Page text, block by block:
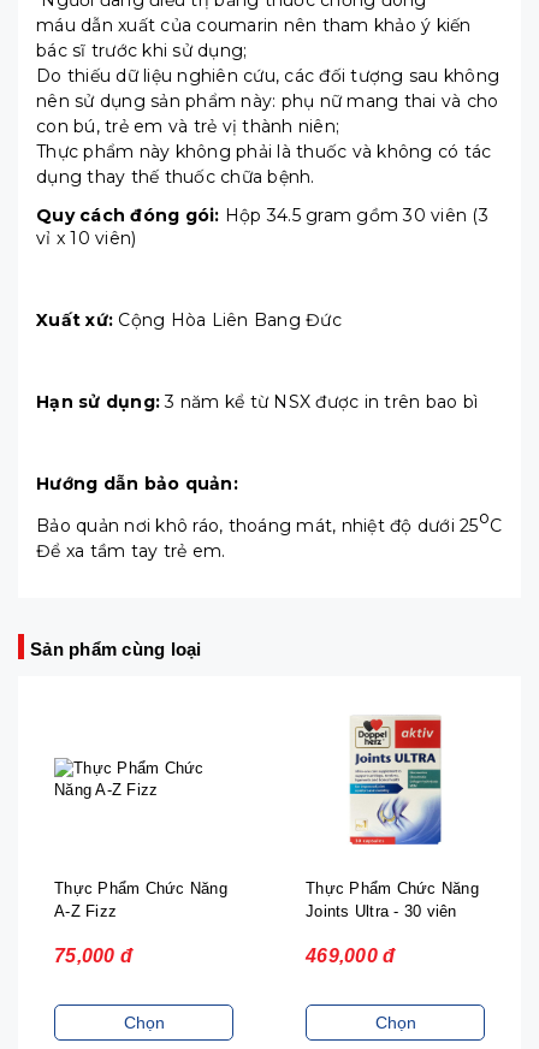
máu dẫn xuất của coumarin nên tham khảo ý kiến
bác sĩ trước khi sử dụng;
Do thiếu dữ liệu nghiên cứu, các đối tượng sau không
nên sử dụng sản phẩm này: phụ nữ mang thai và cho
con bú, trẻ em và trẻ vị thành niên;
Thực phẩm này không phải là thuốc và không có tác
dụng thay thế thuốc chữa bệnh.
Quy cách đóng gói: Hộp 34.5 gram gồm 30 viên (3
vỉ x 10 viên)
Xuất xứ: Cộng Hòa Liên Bang Đức
Hạn sử dụng:3 năm kể từ NSX được in trên bao bì
Hướng dẫn bảo quản:
Bảo quản nơi khô ráo, thoáng mát, nhiệt độ dưới 25oC
Để xa tầm tay trẻ em.
Sản phẩm cùng loại
Thực Phẩm Chức Năng
A-Z Fizz
75,000 đ
Chọn
Thực Phẩm Chức Năng
Joints Ultra - 30 viên
469,000 đ
Chọn